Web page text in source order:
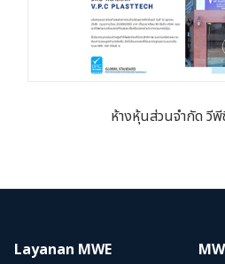
ห้างหุ้นส่วนจำกัด วี
Layanan MWE